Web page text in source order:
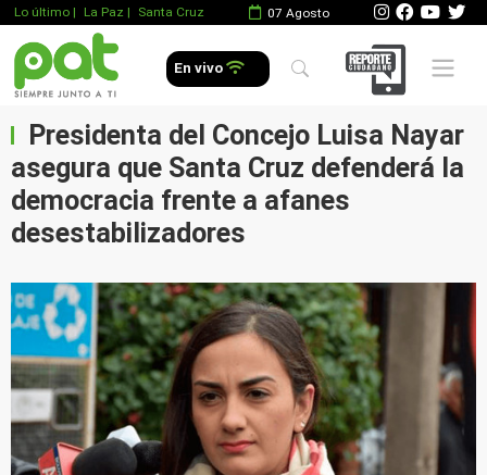
Lo último | La Paz | Santa Cruz 07 Agosto
En vivo Mobile
Presidenta del Concejo Luisa Nayar
asegura que Santa Cruz defenderá la
democracia frente a afanes
desestabilizadores